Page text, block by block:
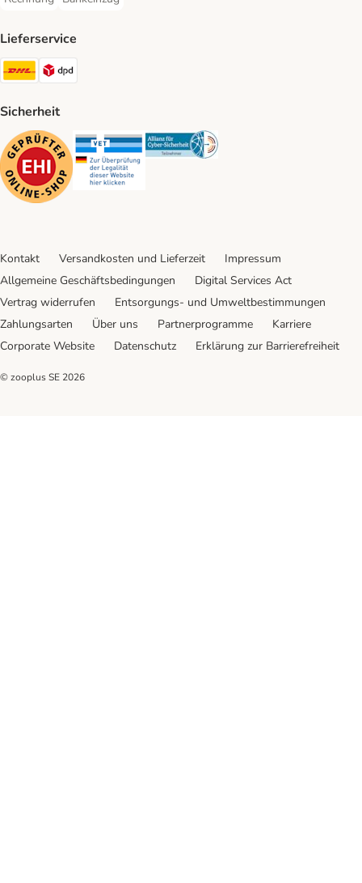
Rechnung Payment Method
Bankeinzug Payment Method
Lieferservice
DHL Shipping Method
Sicherheit
Security Security Security
Kontakt Versandkosten und Lieferzeit
Impressum
Allgemeine Geschäftsbedingungen
Digital Services Act
Vertrag widerrufen
Entsorgungs- und Umweltbestimmungen
Zahlungsarten
Über uns Partnerprogramme
Karriere
Corporate Website
Datenschutz Erklärung zur Barrierefreiheit
© zooplus SE 2026